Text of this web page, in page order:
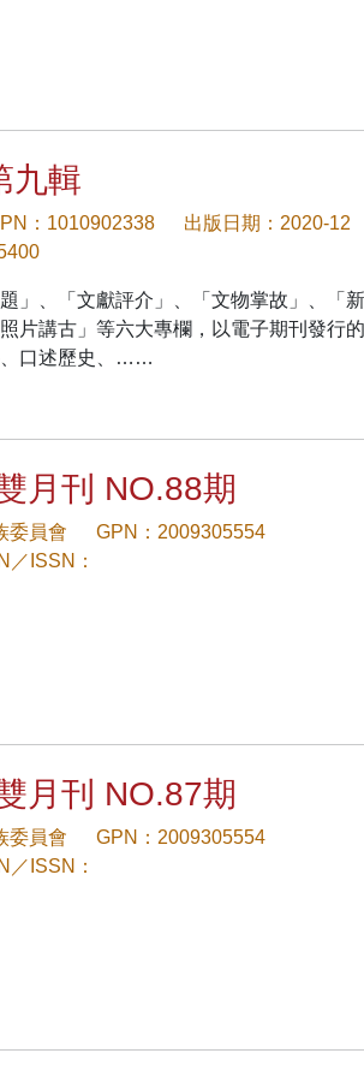
九輯
：1010902338
出版日期：2020-12
」、「文獻評介」、「文物掌故」、「
片講古」等六大專欄，以電子期刊發行的
、口述歷史、……
月刊 NO.88期
委員會
GPN：2009305554
／ISSN：
月刊 NO.87期
委員會
GPN：2009305554
／ISSN：